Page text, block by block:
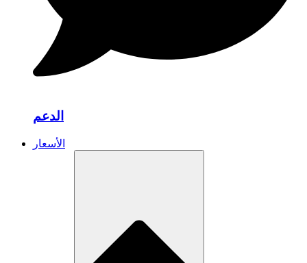
الدعم
الأسعار